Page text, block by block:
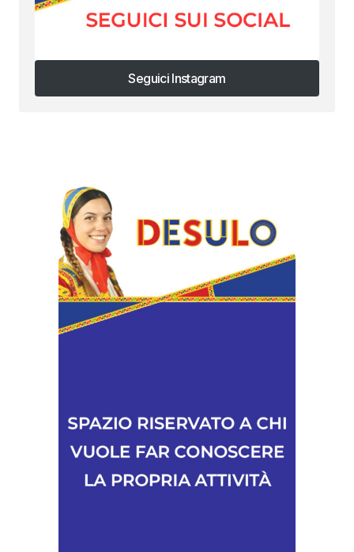
Seguici Instagram
Seguici Instagram